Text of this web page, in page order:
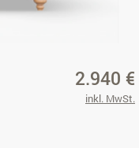
2.940 €
inkl. MwSt.